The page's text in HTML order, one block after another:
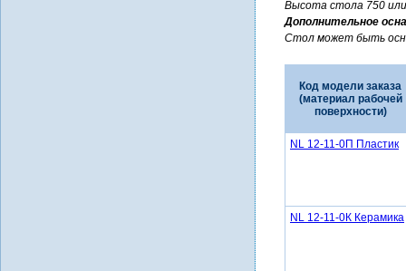
Высота стола 750
Дополнительное
Стол может быть
Код модели заказа
(материал рабочей
поверхности)
NL 12-11-0П Пластик
NL 12-11-0К Керамика